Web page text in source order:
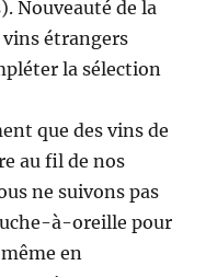
Nouveauté de la
étrangers
la sélection
que des vins de
au fil de nos
ne suivons pas
à-oreille pour
en